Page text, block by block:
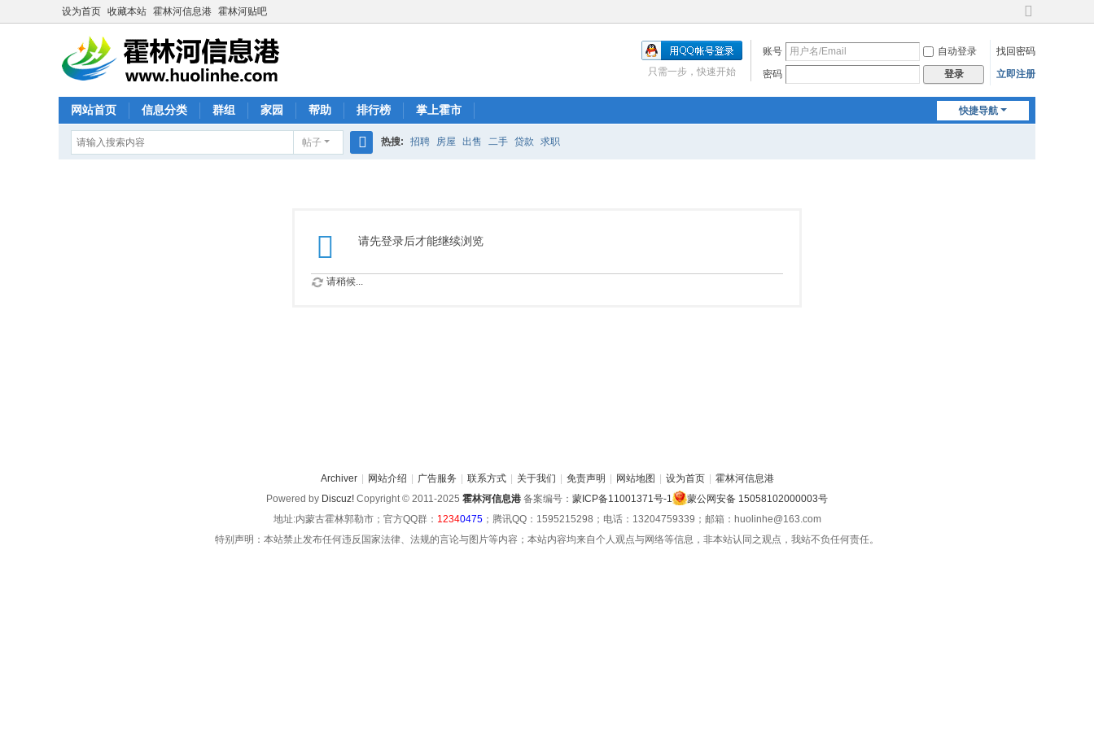
设为首页 收藏本站 霍林河信息港 霍林河贴吧
切
到
宽
账号 自动登录
找回密码
密码
登录 立即注册
只需一步，快速开始
快捷导航
网站首页 信息分类 群组 家园 帮助 排行榜 掌上霍市
帖子 热搜: 招聘 房屋 出售 二手 贷款 求职
请先登录后才能继续浏览
请稍候...
Archiver 网站介绍 广告服务 联系方式 关于我们 免责声明 网站地图 设为首页
霍林河信息港
Powered by Discuz! Copyright © 2011-2025 霍林河信息港 备案编号： 蒙ICP备11001371号-1
蒙公网安备 15058102000003号
地址:内蒙古霍林郭勒市；官方QQ群： 12340475；腾讯QQ：1595215298；电话：13204759339；邮箱：huolinhe@163.com
特别声明：本站禁止发布任何违反国家法律、法规的言论与图片等内容；本站内容均来自个人观点与网络等信息，非本站认同之观点，我站不负任何责任。